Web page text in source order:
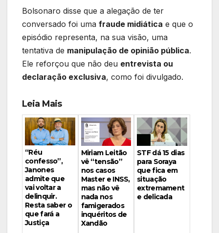
Bolsonaro disse que a alegação de ter
conversado foi uma fraude midiática e que o
episódio representa, na sua visão, uma
tentativa de manipulação de opinião pública.
Ele reforçou que não deu entrevista ou
declaração exclusiva, como foi divulgado.
Leia Mais
“Réu
confesso”,
Janones
admite que
vai voltar a
delinquir.
Resta saber o
que fará a
Justiça
Miriam Leitão
vê “tensão”
nos casos
Master e INSS,
mas não vê
nada nos
famigerados
inquéritos de
Xandão
STF dá 15 dias
para Soraya
que fica em
situação
extremament
e delicada